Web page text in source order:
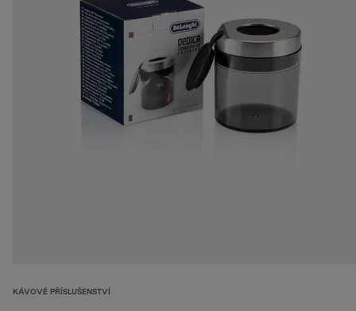
KÁVOVÉ PŘÍSLUŠENSTVÍ